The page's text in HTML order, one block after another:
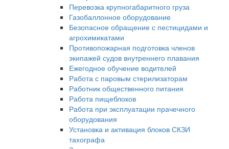
Перевозка крупногабаритного груза
Газобаллонное оборудование
Безопасное обращение с пестицидами и
агрохимикатами
Противопожарная подготовка членов
экипажей судов внутреннего плавания
Ежегодное обучение водителей
Работа с паровым стерилизаторам
Работник общественного питания
Работа пищеблоков
Работа при эксплуатации прачечного
оборудования
Установка и активация блоков СКЗИ
тахографа